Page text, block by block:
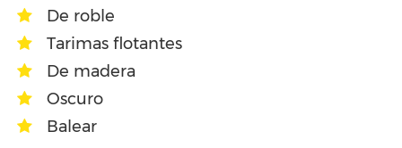
De roble
Tarimas flotantes
De madera
Oscuro
Balear